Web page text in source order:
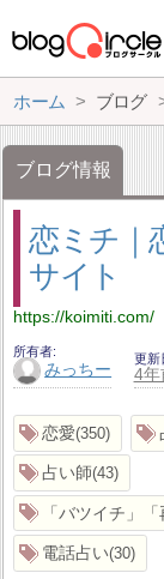
ホーム ブログ
ブログ情報
恋ミチ｜
サイト
https://koimiti.com/
所有者
みっちー
更新
4年
恋愛 350
占い師 43
「バツイチ」
電話占い 30